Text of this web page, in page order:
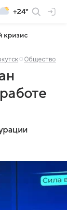
+24°
кризис
Общество